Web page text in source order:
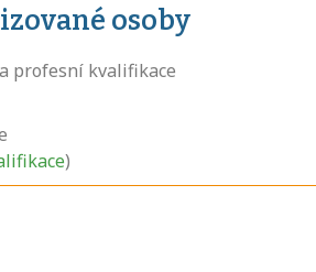
osoby
profesní kvalifikace
)